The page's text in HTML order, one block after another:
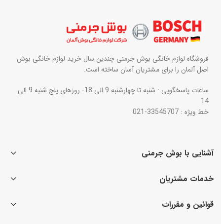
فروشگاه لوازم خانگی بوش جرمنی چندین سال خرید لوازم خانگی بوش
اصل آلمان را برای مشتریان آسان ساخته است.
ساعات پاسخگویی : شنبه تا چهارشنبه 9 الی 18- روزهای پنج شنبه 9 الی
14
خط ویژه : 33545707-021
آشنایی با بوش جرمنی
خدمات مشتریان
قوانین و مقررات